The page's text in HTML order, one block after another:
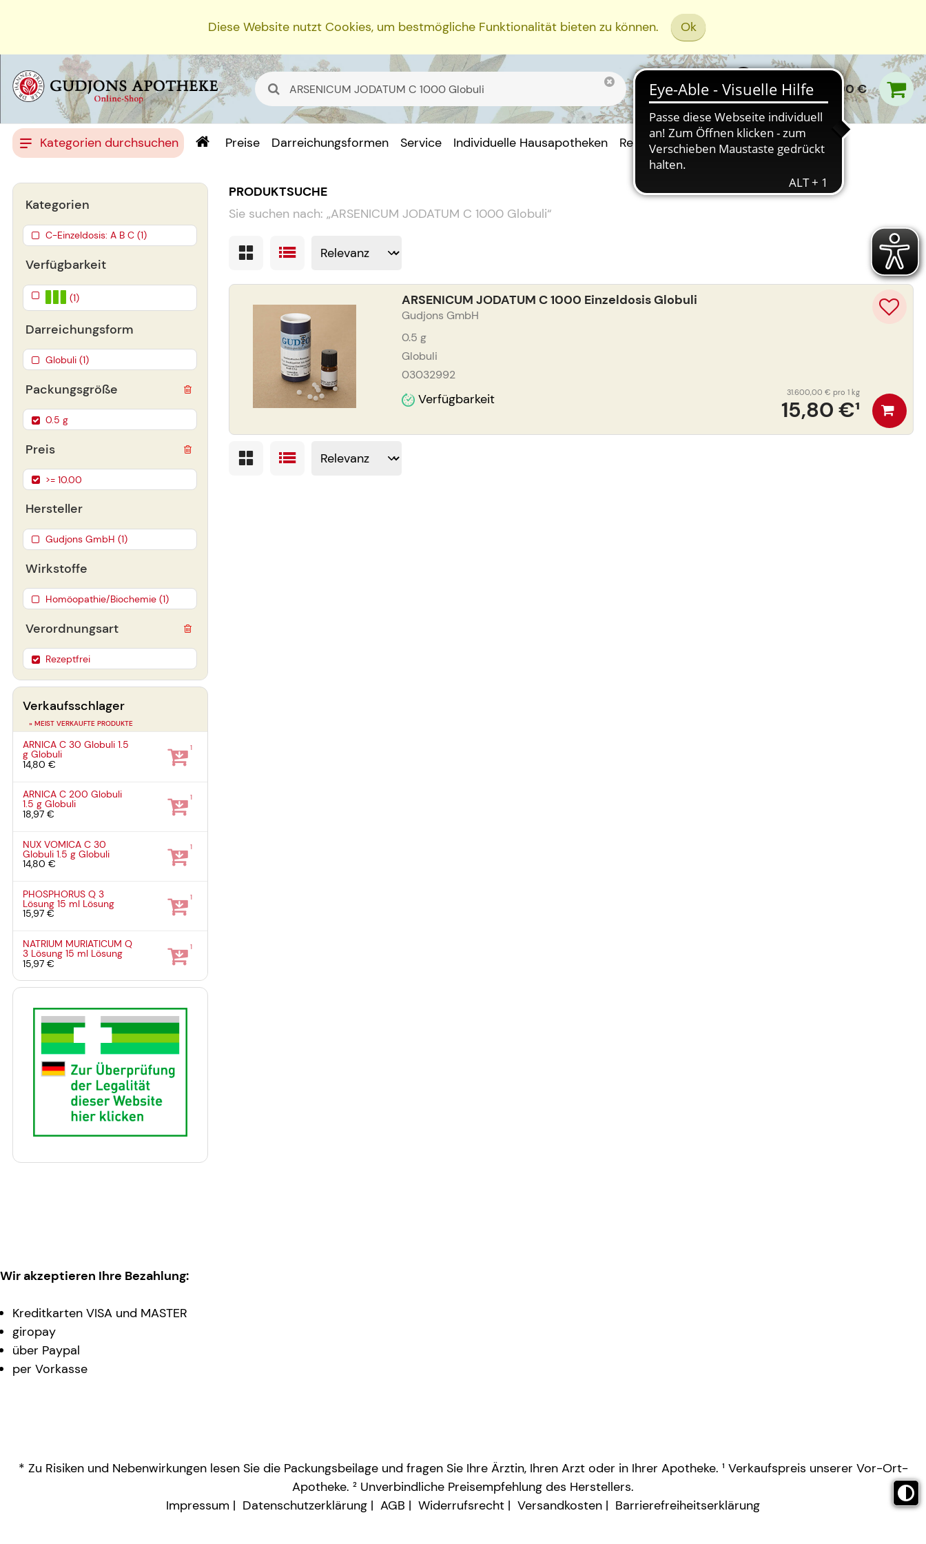
Diese Website nutzt Cookies, um bestmögliche Funktionalität bieten zu können. Ok
0,00 €
Kategorien durchsuchen Preise Darreichungsformen Service Individuelle Hausapotheken Rezept Einreichen
PRODUKTSUCHE
Sie suchen nach: „ARSENICUM JODATUM C 1000 Globuli“
ARSENICUM JODATUM C 1000 Einzeldosis Globuli
Gudjons GmbH
0.5 g
Globuli
03032992
Verfügbarkeit 15,80 €¹
31.600,00 € pro 1 kg
Verfügbarkeit
(1)
Darreichungsform
Globuli (1)
Packungsgröße
0.5 g
Preis
>= 10.00
Hersteller
Gudjons GmbH (1)
Wirkstoffe
Homöopathie/Biochemie (1)
Kategorien
C-Einzeldosis: A B C (1)
Verordnungsart
Rezeptfrei
Verkaufsschlager
» MEIST VERKAUFTE PRODUKTE
ARNICA C 30 Globuli1.5
gGlobuli
14,80 €
1
ARNICA C 200 Globuli
1.5 gGlobuli
18,97 €
1
NUX VOMICA C 30
Globuli1.5 gGlobuli
14,80 €
1
PHOSPHORUS Q 3
Lösung15 ml Lösung
15,97 €
1
NATRIUM MURIATICUM Q
3 Lösung15 ml Lösung
15,97 €
1
Wir akzeptieren Ihre Bezahlung:
Kreditkarten VISA und MASTER
giropay
über Paypal
per Vorkasse
* Zu Risiken und Nebenwirkungen lesen Sie die Packungsbeilage und fragen Sie Ihre Ärztin, Ihren Arzt oder in Ihrer Apotheke. ¹ Verkaufspreis unserer Vor-Ort-
Apotheke. ² Unverbindliche Preisempfehlung des Herstellers.
Impressum
Datenschutzerklärung AGB Widerrufsrecht Versandkosten Barrierefreiheitserklärung